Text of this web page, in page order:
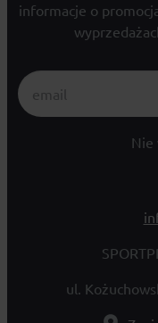
informacje o
Nie
ul.